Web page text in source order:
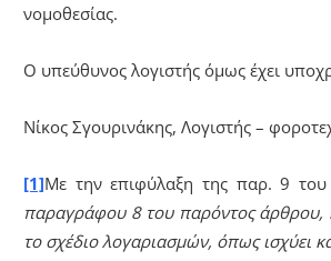
νομοθεσίας.
Ο υπεύθυνος λογιστής όμως έχει
Νίκος Σγουρινάκης, Λογιστής –
[1]Με την επιφύλαξη της παρ. 9
παραγράφου 8 του παρόντος άρθρου,
το σχέδιο λογαριασμών, όπως ισχύει